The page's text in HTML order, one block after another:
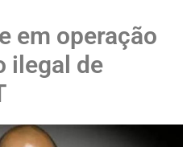
em operação
ilegal de